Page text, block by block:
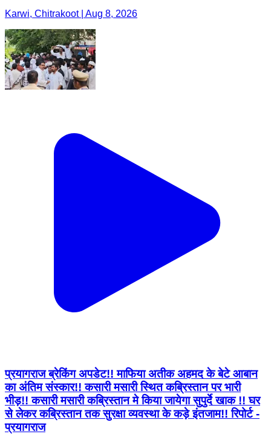
Karwi, Chitrakoot | Aug 8, 2026
प्रयागराज ब्रेकिंग अपडेट!! माफिया अतीक अहमद के बेटे आबान
का अंतिम संस्कार!! कसारी मसारी स्थित कब्रिस्तान पर भारी
भीड़!! कसारी मसारी कब्रिस्तान मे किया जायेगा सुपुर्दे खाक !! घर
से लेकर कब्रिस्तान तक सुरक्षा व्यवस्था के कड़े इंतजाम!! रिपोर्ट -
प्रयागराज